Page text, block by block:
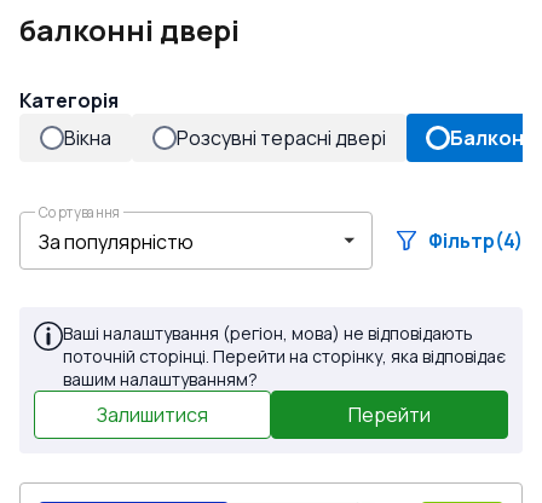
балконні двері
Категорія
Вікна
Розсувні терасні двері
Сортування
Фільтр(4)
Ваші налаштування (регіон, мова) не відповідають
поточній сторінці. Перейти на сторінку, яка відповідає
вашим налаштуванням?
Залишитися Перейти